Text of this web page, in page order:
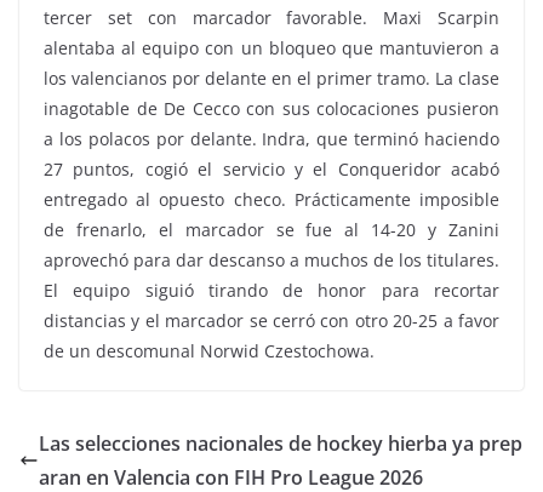
tercer set con marcador favorable. Maxi Scarpin
alentaba al equipo con un bloqueo que mantuvieron a
los valencianos por delante en el primer tramo. La clase
inagotable de De Cecco con sus colocaciones pusieron
a los polacos por delante. Indra, que terminó haciendo
27 puntos, cogió el servicio y el Conqueridor acabó
entregado al opuesto checo. Prácticamente imposible
de frenarlo, el marcador se fue al 14-20 y Zanini
aprovechó para dar descanso a muchos de los titulares.
El equipo siguió tirando de honor para recortar
distancias y el marcador se cerró con otro 20-25 a favor
de un descomunal Norwid Czestochowa.
Las selecciones nacionales de hockey hierba ya prep
aran en Valencia con FIH Pro League 2026